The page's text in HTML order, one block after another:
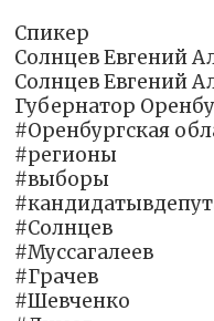
Спикер
Солнцев Евгений
Солнцев Евгений
Губернатор
#Оренбургская
#регионы
#выборы
#Солнцев
#Муссагалеев
#Грачев
#Шевченко